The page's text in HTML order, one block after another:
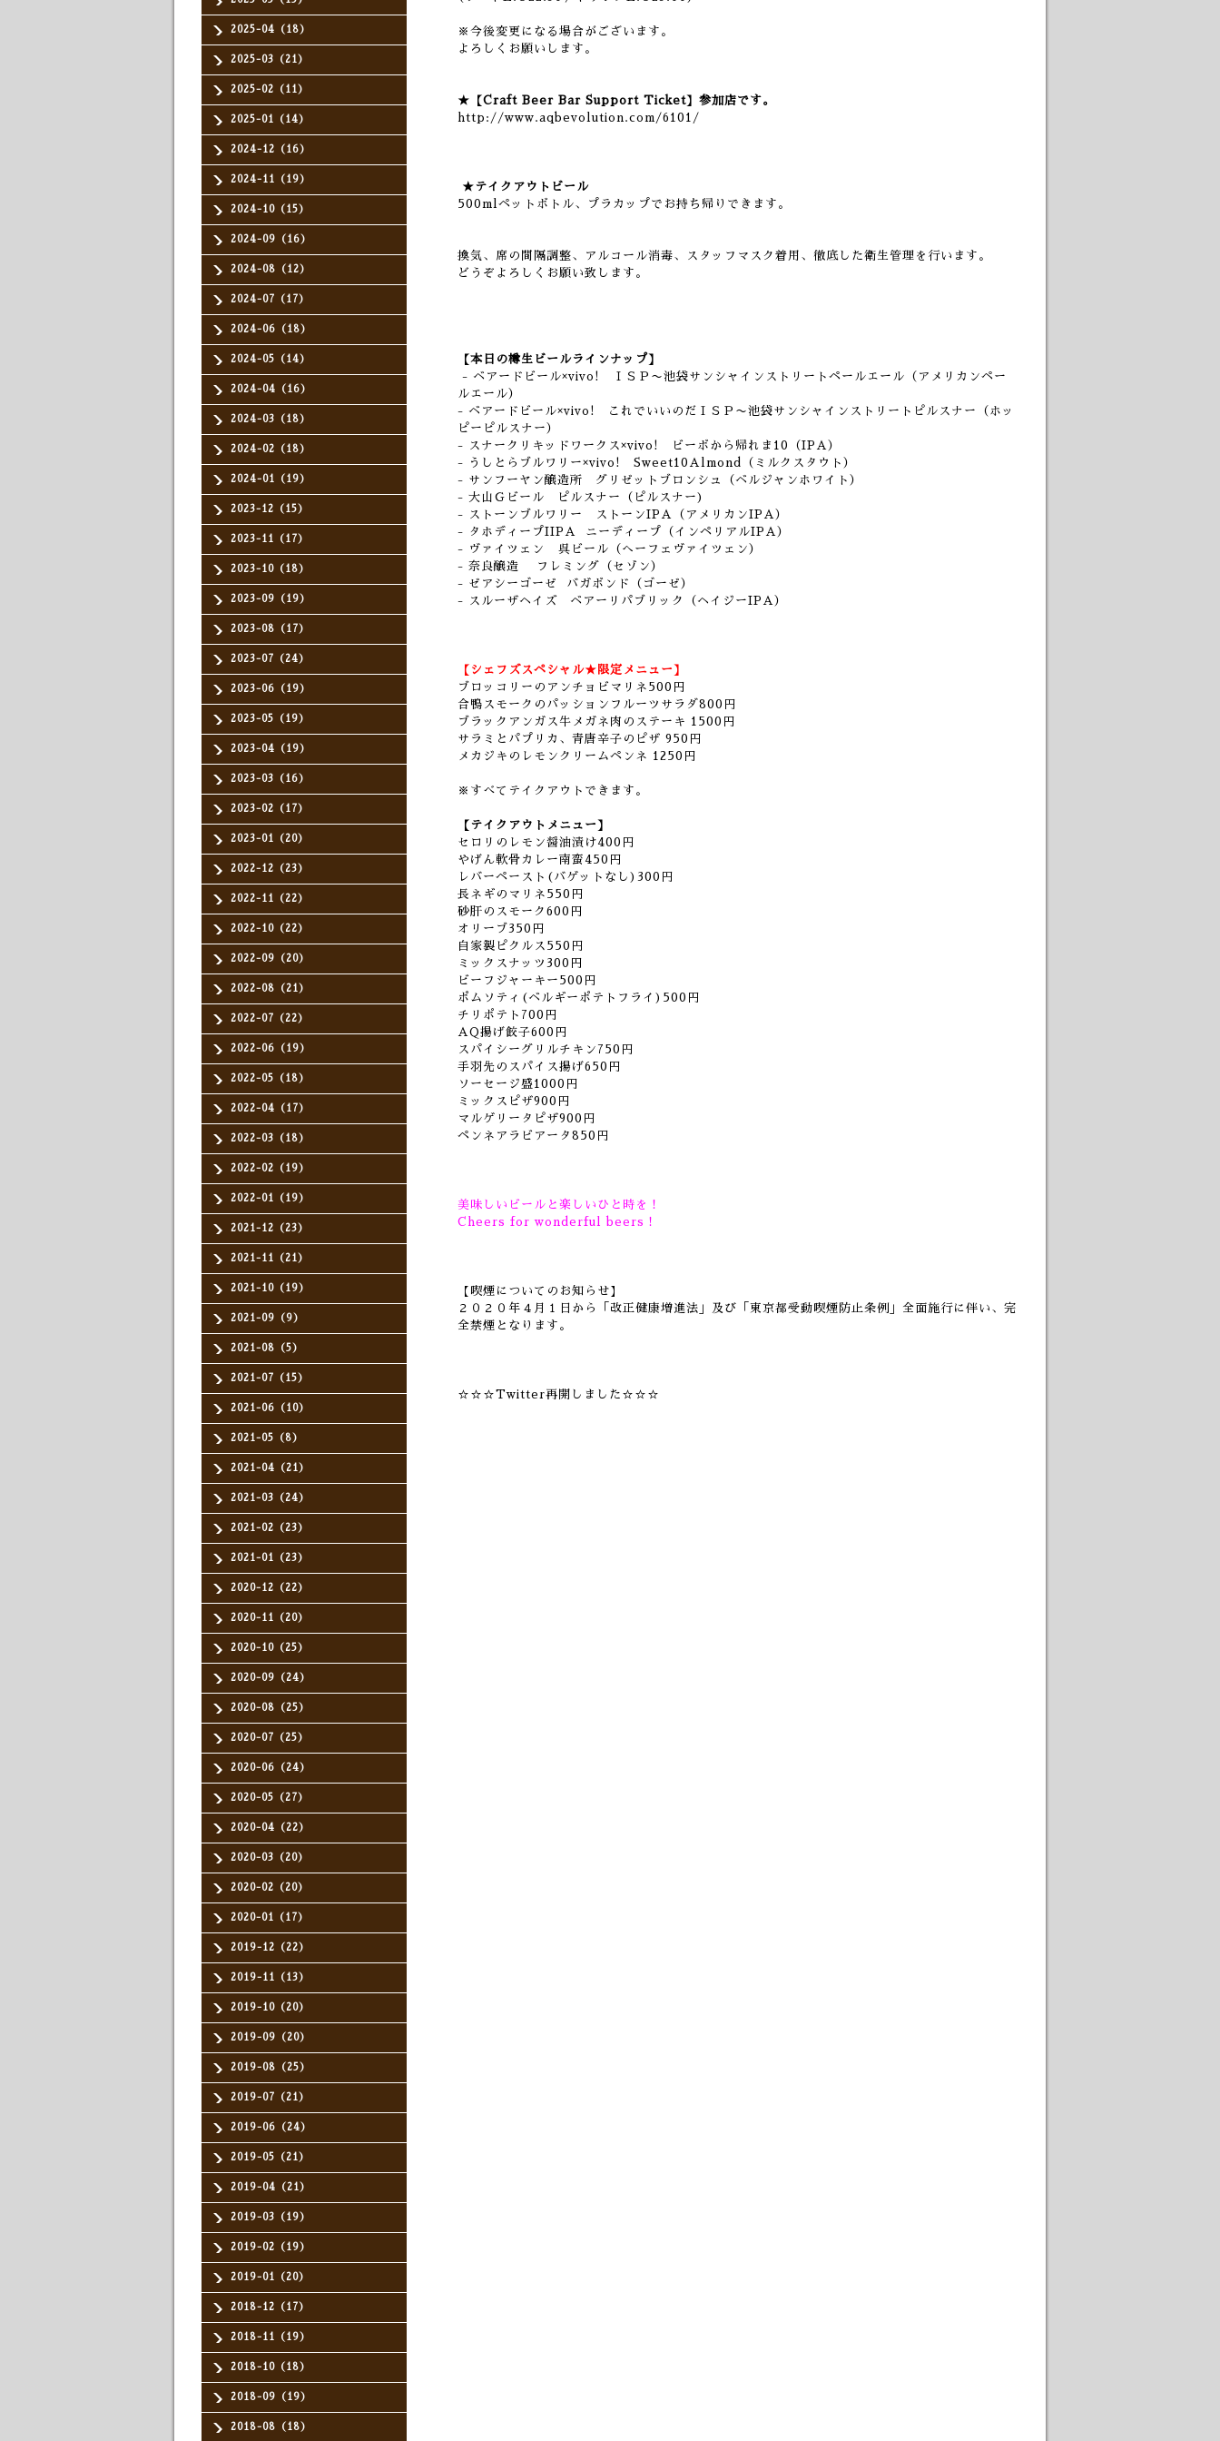
2025-04（18）
2025-03（21）
2025-02（11）
2025-01（14）
2024-12（16）
2024-11（19）
2024-10（15）
2024-09（16）
2024-08（12）
2024-07（17）
2024-06（18）
2024-05（14）
2024-04（16）
2024-03（18）
2024-02（18）
2024-01（19）
2023-12（15）
2023-11（17）
2023-10（18）
2023-09（19）
2023-08（17）
2023-07（24）
2023-06（19）
2023-05（19）
2023-04（19）
2023-03（16）
2023-02（17）
2023-01（20）
2022-12（23）
2022-11（22）
2022-10（22）
2022-09（20）
2022-08（21）
2022-07（22）
2022-06（19）
2022-05（18）
2022-04（17）
2022-03（18）
2022-02（19）
2022-01（19）
2021-12（23）
2021-11（21）
2021-10（19）
2021-09（9）
2021-08（5）
2021-07（15）
2021-06（10）
2021-05（8）
2021-04（21）
2021-03（24）
2021-02（23）
2021-01（23）
2020-12（22）
2020-11（20）
2020-10（25）
2020-09（24）
2020-08（25）
2020-07（25）
2020-06（24）
2020-05（27）
2020-04（22）
2020-03（20）
2020-02（20）
2020-01（17）
2019-12（22）
2019-11（13）
2019-10（20）
2019-09（20）
2019-08（25）
2019-07（21）
2019-06（24）
2019-05（21）
2019-04（21）
2019-03（19）
2019-02（19）
2019-01（20）
2018-12（17）
2018-11（19）
2018-10（18）
2018-09（19）
2018-08（18）
※今後変更になる場合がございます。
よろしくお願いします。
★【Craft Beer Bar Support Ticket】参加店です。
http://www.aqbevolution.com/6101/
★テイクアウトビール
500mlペットボトル、プラカップでお持ち帰りできます。
換気、席の間隔調整、アルコール消毒、スタッフマスク着用、徹底した衛生管理を行います。
どうぞよろしくお願い致します。
【本日の樽生ビールラインナップ】
- ベアードビール×vivo! ＩＳＰ〜池袋サンシャインストリートペールエール（アメリカンペー
ルエール）
- ベアードビール×vivo! これでいいのだＩＳＰ〜池袋サンシャインストリートピルスナー（ホッ
ピーピルスナー）
- スナークリキッドワークス×vivo! ビーボから帰れま10（IPA）
- うしとらブルワリー×vivo! Sweet10Almond（ミルクスタウト）
- サンフーヤン醸造所 グリゼットブロンシュ（ベルジャンホワイト）
- 大山Ｇビール ピルスナー（ピルスナー)
- ストーンブルワリー ストーンIPA（アメリカンIPA）
- タホディープIIPA ニーディープ（インペリアルIPA）
- ヴァイツェン 呉ビール（へーフェヴァイツェン）
- 奈良醸造 フレミング（セゾン）
- ゼアシーゴーゼ バガボンド（ゴーゼ）
- スルーザヘイズ ベアーリパブリック（ヘイジーIPA）
【シェフズスペシャル★限定メニュー】
ブロッコリーのアンチョビマリネ500円
合鴨スモークのパッションフルーツサラダ800円
ブラックアンガス牛メガネ肉のステーキ 1500円
サラミとパプリカ、青唐辛子のピザ 950円
メカジキのレモンクリームペンネ 1250円
※すべてテイクアウトできます。
【テイクアウトメニュー】
セロリのレモン醤油漬け400円
やげん軟骨カレー南蛮450円
レバーペースト(バゲットなし)300円
長ネギのマリネ550円
砂肝のスモーク600円
オリーブ350円
自家製ピクルス550円
ミックスナッツ300円
ビーフジャーキー500円
ポムソティ(ベルギーポテトフライ)500円
チリポテト700円
AQ揚げ餃子600円
スパイシーグリルチキン750円
手羽先のスパイス揚げ650円
ソーセージ盛1000円
ミックスピザ900円
マルゲリータピザ900円
ペンネアラビアータ850円
美味しいビールと楽しいひと時を！
Cheers for wonderful beers！
【喫煙についてのお知らせ】
２０２０年４月１日から「改正健康増進法」及び「東京都受動喫煙防止条例」全面施行に伴い、完
全禁煙となります。
☆☆☆Twitter再開しました☆☆☆